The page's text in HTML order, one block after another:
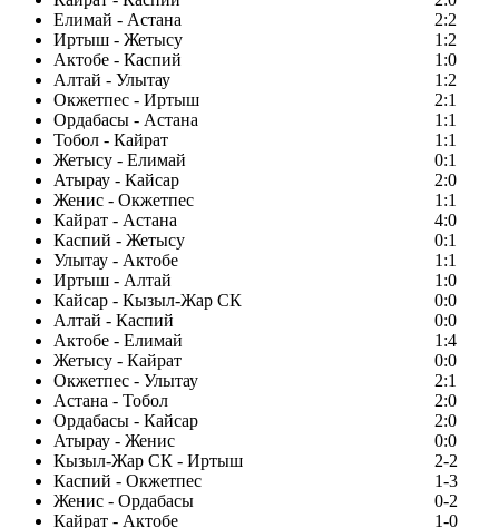
Елимай - Астана
2:2
Иртыш - Жетысу
1:2
Актобе - Каспий
1:0
Алтай - Улытау
1:2
Окжетпес - Иртыш
2:1
Ордабасы - Астана
1:1
Тобол - Кайрат
1:1
Жетысу - Елимай
0:1
Атырау - Кайсар
2:0
Женис - Окжетпес
1:1
Кайрат - Астана
4:0
Каспий - Жетысу
0:1
Улытау - Актобе
1:1
Иртыш - Алтай
1:0
Кайсар - Кызыл-Жар СК
0:0
Алтай - Каспий
0:0
Актобе - Елимай
1:4
Жетысу - Кайрат
0:0
Окжетпес - Улытау
2:1
Астана - Тобол
2:0
Ордабасы - Кайсар
2:0
Атырау - Женис
0:0
Кызыл-Жар СК - Иртыш
2-2
Каспий - Окжетпес
1-3
Женис - Ордабасы
0-2
Кайрат - Актобе
1-0